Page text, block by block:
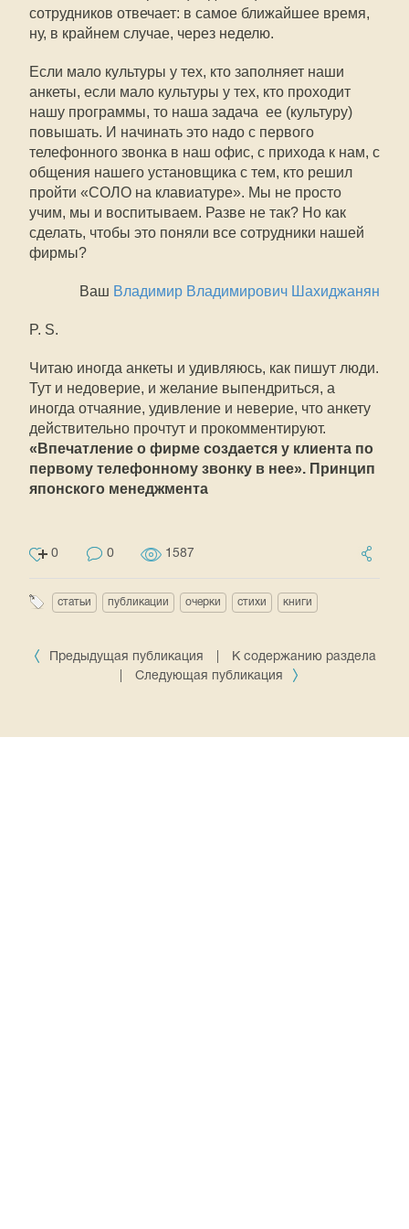
сотрудников отвечает: в самое ближайшее время,
ну, в крайнем случае, через неделю.
Если мало культуры у тех, кто заполняет наши
анкеты, если мало культуры у тех, кто проходит
нашу программы, то наша задача  ее (культуру)
повышать. И начинать это надо с первого
телефонного звонка в наш офис, с прихода к нам, с
общения нашего установщика с тем, кто решил
пройти «СОЛО на клавиатуре». Мы не просто
учим, мы и воспитываем. Разве не так? Но как
сделать, чтобы это поняли все сотрудники нашей
фирмы?
Ваш Владимир Владимирович Шахиджанян
P. S.
Читаю иногда анкеты и удивляюсь, как пишут люди.
Тут и недоверие, и желание выпендриться, а
иногда отчаяние, удивление и неверие, что анкету
действительно прочтут и прокомментируют.
«Впечатление о фирме создается у клиента по
первому телефонному звонку в нее». Принцип
японского менеджмента
0 0 1587
статьи публикации очерки стихи книги
Предыдущая публикация
К содержанию раздела
Следующая публикация